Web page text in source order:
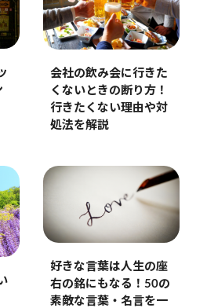
会社の飲み会に行きた
くないときの断り方！
行きたくない理由や対
処法を解説
好きな言葉は人生の座
右の銘にもなる！50の
素敵な言葉・名言を一